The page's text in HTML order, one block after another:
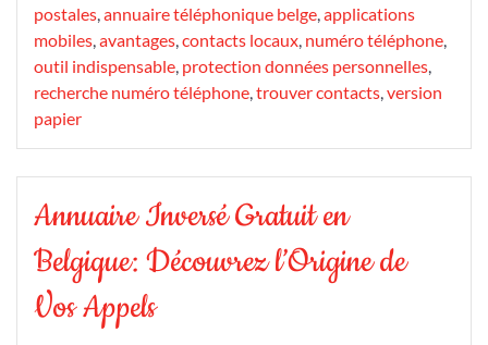
postales,annuaire téléphonique belge,applications
mobiles,avantages,contacts locaux, numéro téléphone,
outil indispensable, protection données personnelles,
recherche numéro téléphone,trouver contacts,version
papier
Annuaire Inversé Gratuit en
Belgique: Découvrez l’Origine de
Vos Appels